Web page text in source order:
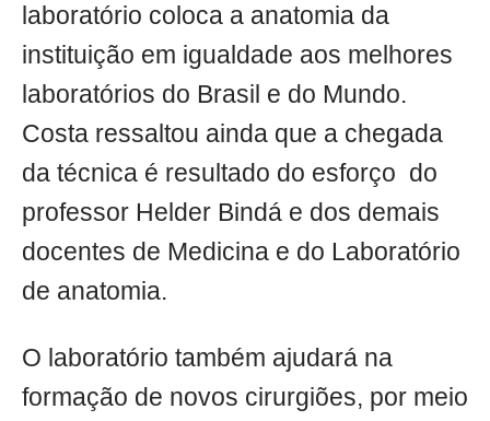
laboratório coloca a anatomia da
instituição em igualdade aos melhores
laboratórios do Brasil e do Mundo.
Costa ressaltou ainda que a chegada
da técnica é resultado do esforço do
professor Helder Bindá e dos demais
docentes de Medicina e do Laboratório
de anatomia.
O laboratório também ajudará na
formação de novos cirurgiões, por meio